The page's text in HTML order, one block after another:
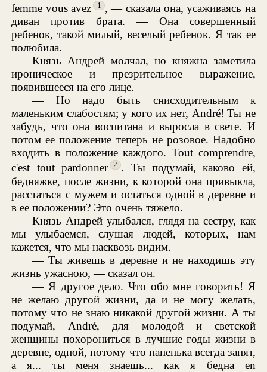
femme vous avez
1 , — сказала она, усаживаясь на
диван против брата. — Она совершенный
ребенок, такой милый, веселый ребенок. Я так ее
полюбила.
Князь Андрей молчал, но княжна заметила
ироническое и презрительное выражение,
появившееся на его лице.
— Но надо быть снисходительным к
маленьким слабостям; у кого их нет, André! Ты не
забудь, что она воспитана и выросла в свете. И
потом ее положение теперь не розовое. Надобно
входить в положение каждого. Tout comprendre,
c'est tout pardonner
2 . Ты подумай, каково ей,
бедняжке, после жизни, к которой она привыкла,
расстаться с мужем и остаться одной в деревне и
в ее положении? Это очень тяжело.
Князь Андрей улыбался, глядя на сестру, как
мы улыбаемся, слушая людей, которых, нам
кажется, что мы насквозь видим.
— Ты живешь в деревне и не находишь эту
жизнь ужасною, — сказал он.
— Я другое дело. Что обо мне говорить! Я
не желаю другой жизни, да и не могу желать,
потому что не знаю никакой другой жизни. А ты
подумай, André, для молодой и светской
женщины похорониться в лучшие годы жизни в
деревне, одной, потому что папенька всегда занят,
а я... ты меня знаешь... как я бедна en